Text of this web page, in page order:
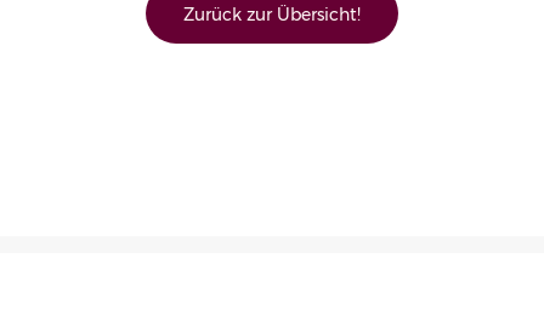
Zurück zur Übersicht!